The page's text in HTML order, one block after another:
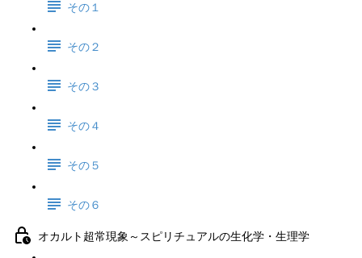
その１
その２
その３
その４
その５
その６
オカルト超常現象～スピリチュアルの生化学・生理学